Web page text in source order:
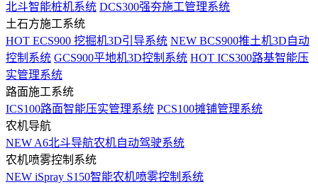
北斗智能桩机系统 DCS300强夯施工管理系统
土石方施工系统
HOT ECS900 挖掘机3D引导系统 NEW BCS900推土机3D自动
控制系统 GCS900平地机3D控制系统 HOT ICS300路基智能压
实管理系统
路面施工系统
ICS100路面智能压实管理系统 PCS100摊铺管理系统
农机导航
NEW A6北斗导航农机自动驾驶系统
农机喷雾控制系统
NEW iSpray S150智能农机喷雾控制系统